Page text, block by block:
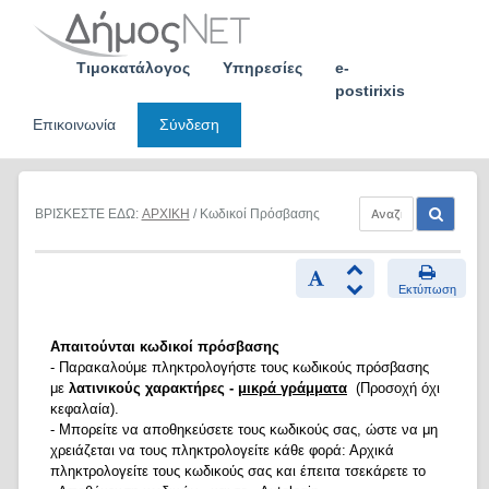
Τιμοκατάλογος Υπηρεσίες
e-
postirixis
Επικοινωνία
Σύνδεση
ΒΡΙΣΚΕΣΤΕ ΕΔΩ: ΑΡΧΙΚΗ / Κωδικοί Πρόσβασης
Εκτύπωση
Απαιτούνται κωδικοί πρόσβασης
- Παρακαλούμε πληκτρολογήστε τους κωδικούς πρόσβασης
με λατινικούς χαρακτήρες - μικρά γράμματα (Προσοχή όχι
κεφαλαία).
- Μπορείτε να αποθηκεύσετε τους κωδικούς σας, ώστε να μη
χρειάζεται να τους πληκτρολογείτε κάθε φορά: Αρχικά
πληκτρολογείτε τους κωδικούς σας και έπειτα τσεκάρετε το